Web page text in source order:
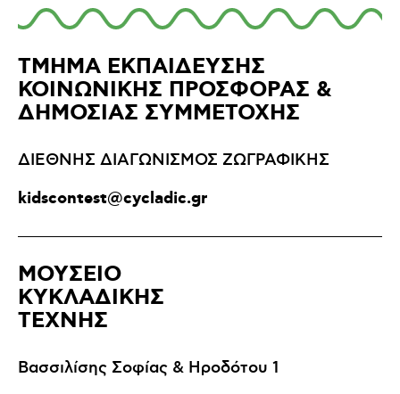
ΤΜΗΜΑ ΕΚΠΑΙΔΕΥΣΗΣ
ΚΟΙΝΩΝΙΚΗΣ ΠΡΟΣΦΟΡΑΣ &
ΔΗΜΟΣΙΑΣ ΣΥΜΜΕΤΟΧΗΣ
ΔΙΕΘΝΗΣ ΔΙΑΓΩΝΙΣΜΟΣ ΖΩΓΡΑΦΙΚΗΣ
kidscontest@cycladic.gr
ΜΟΥΣΕΙΟ
ΚΥΚΛΑΔΙΚΗΣ
ΤΕΧΝΗΣ
Βασσιλίσης Σοφίας & Ηροδότου 1